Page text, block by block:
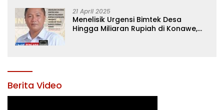
21 April 2025
Menelisik Urgensi Bimtek Desa
Hingga Miliaran Rupiah di Konawe,
Berita Video